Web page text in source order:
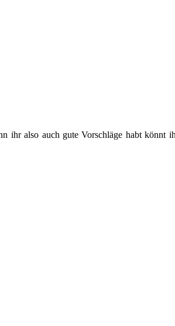
ihr also auch gute Vorschläge habt könnt